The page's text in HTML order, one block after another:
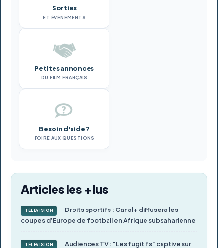
Sorties
ET ÉVÉNEMENTS
Petites annonces
DU FILM FRANÇAIS
Besoin d'aide ?
FOIRE AUX QUESTIONS
Articles les + lus
TÉLÉVISION
Droits sportifs : Canal+ diffusera les
coupes d’Europe de football en Afrique subsaharienne
TÉLÉVISION
Audiences TV : "Les fugitifs" captive sur